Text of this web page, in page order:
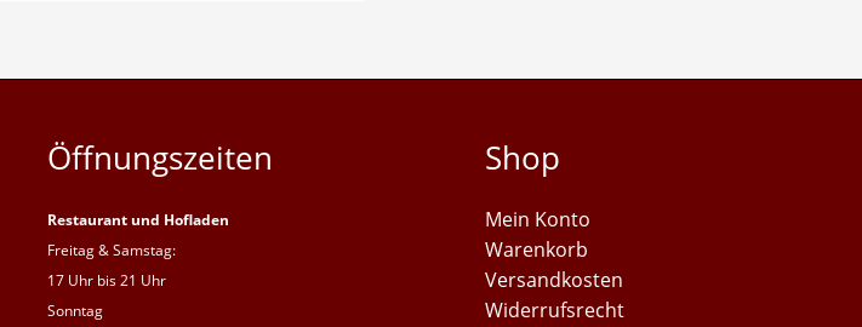
Öffnungszeiten
Restaurant und Hofladen
Freitag & Samstag:
17 Uhr bis 21 Uhr
Sonntag
Shop
Mein Konto
Warenkorb
Versandkosten
Widerrufsrecht